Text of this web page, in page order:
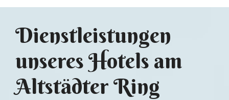
Dienstleistungen
unseres Hotels am
Altstädter Ring